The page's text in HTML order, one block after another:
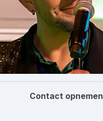
Contact